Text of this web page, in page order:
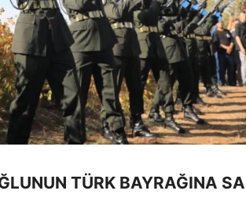
TÜRK BAYRAĞINA